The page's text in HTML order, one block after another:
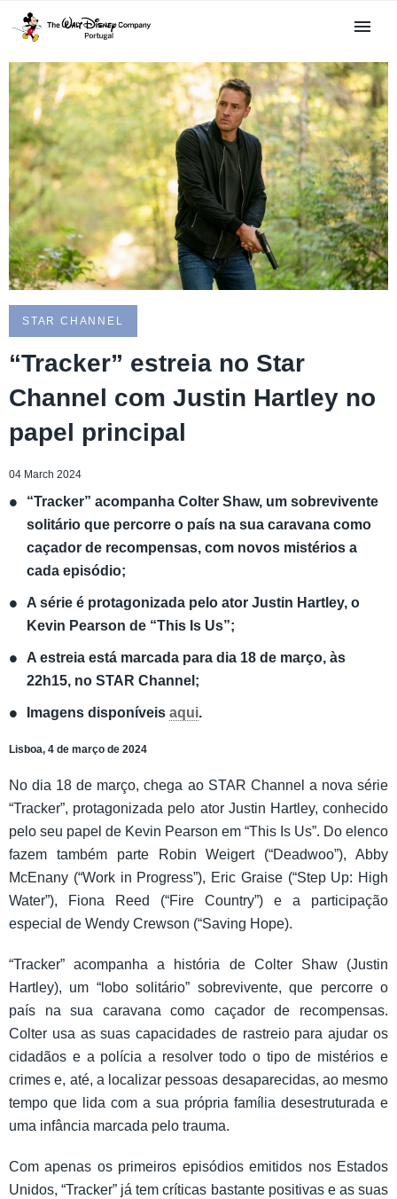
STAR CHANNEL
“Tracker” estreia no Star
Channel com Justin Hartley no
papel principal
04 March 2024
“Tracker” acompanha Colter Shaw, um sobrevivente
solitário que percorre o país na sua caravana como
caçador de recompensas, com novos mistérios a
cada episódio;
A série é protagonizada pelo ator Justin Hartley, o
Kevin Pearson de “This Is Us”;
A estreia está marcada para dia 18 de março, às
22h15, no STAR Channel;
Imagens disponíveis aqui.
Lisboa, 4 de março de 2024
No dia 18 de março, chega ao STAR Channel a nova série
“Tracker”, protagonizada pelo ator Justin Hartley, conhecido
pelo seu papel de Kevin Pearson em “This Is Us”. Do elenco
fazem também parte Robin Weigert (“Deadwoo”), Abby
McEnany (“Work in Progress”), Eric Graise (“Step Up: High
Water”), Fiona Reed (“Fire Country”) e a participação
especial de Wendy Crewson (“Saving Hope).
“Tracker” acompanha a história de Colter Shaw (Justin
Hartley), um “lobo solitário” sobrevivente, que percorre o
país na sua caravana como caçador de recompensas.
Colter usa as suas capacidades de rastreio para ajudar os
cidadãos e a polícia a resolver todo o tipo de mistérios e
crimes e, até, a localizar pessoas desaparecidas, ao mesmo
tempo que lida com a sua própria família desestruturada e
uma infância marcada pelo trauma.
Com apenas os primeiros episódios emitidos nos Estados
Unidos, “Tracker” já tem críticas bastante positivas e as suas